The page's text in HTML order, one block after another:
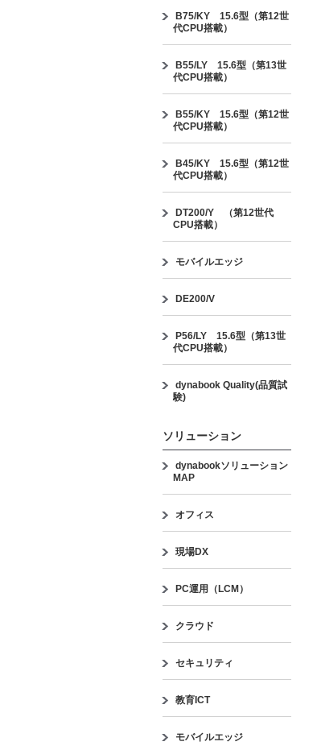
B75/KY 15.6型（第12世
代CPU搭載）
B55/LY 15.6型（第13世
代CPU搭載）
B55/KY 15.6型（第12世
代CPU搭載）
B45/KY 15.6型（第12世
代CPU搭載）
DT200/Y （第12世代
CPU搭載）
モバイルエッジ
DE200/V
P56/LY 15.6型（第13世
代CPU搭載）
dynabook Quality(品質試
験)
ソリューション
dynabookソリューション
MAP
オフィス
現場DX
PC運用（LCM）
クラウド
セキュリティ
教育ICT
モバイルエッジ